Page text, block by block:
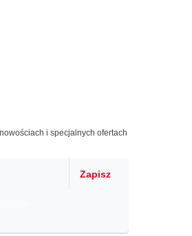
i specjalnych ofertach
Zapisz